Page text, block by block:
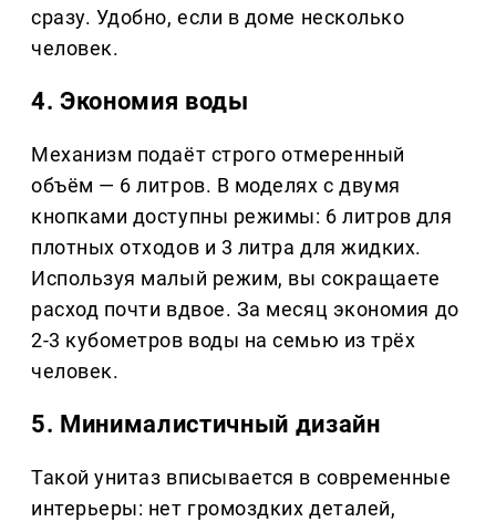
сразу. Удобно, если в доме несколько
человек.
4. Экономия воды
Механизм подаёт строго отмеренный
объём — 6 литров. В моделях с двумя
кнопками доступны режимы: 6 литров для
плотных отходов и 3 литра для жидких.
Используя малый режим, вы сокращаете
расход почти вдвое. За месяц экономия до
2-3 кубометров воды на семью из трёх
человек.
5. Минималистичный дизайн
Такой унитаз вписывается в современные
интерьеры: нет громоздких деталей,